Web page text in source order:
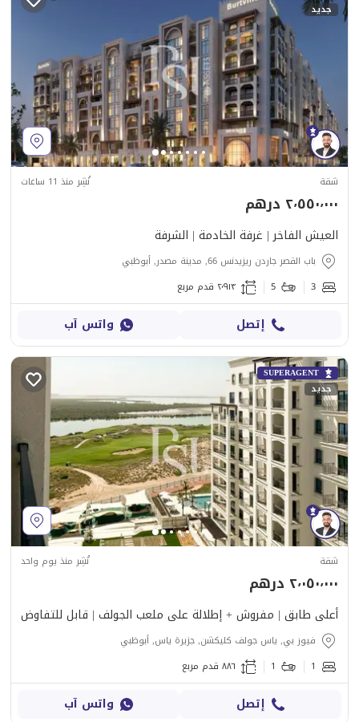
جديد
شقة نُشِر منذ 11 ساعات
٢٬٥٥٠٬٠٠٠ درهم
العيش الفاخر | غرفة الخادمة | الشرفة
باب القصر جاردن ريزيدنس 66, مدينة مصدر, أبوظبي
3
5 ٢٬٩١٣ قدم مربع
إتصل واتس آب
SUPERAGENT
جديد
شقة نُشِر منذ يوم واحد
٢٬٠٥٠٬٠٠٠ درهم
أعلى طابق | مفروش + إطلالة على ملعب الجولف | قابل للتفاوض
فيوز بي, ياس جولف كليكشن, جزيرة ياس, أبوظبي
1
1 ٨٨٦ قدم مربع
إتصل واتس آب